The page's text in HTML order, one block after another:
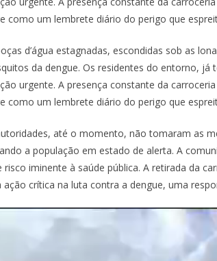
como um lembrete diário do perigo que
d’água estagnadas, escondidas sob as
da dengue. Os residentes do entorno,
urgente. A presença constante da
como um lembrete diário do perigo que
até o momento, não tomaram as
a população em estado de alerta. A
risco iminente à saúde pública. A retirada da
ação crítica na luta contra a dengue, uma